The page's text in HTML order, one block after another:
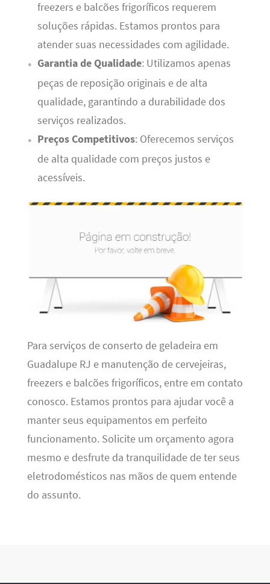
freezers e balcões frigoríficos requerem
soluções rápidas. Estamos prontos para
atender suas necessidades com agilidade.
Garantia de Qualidade: Utilizamos apenas
peças de reposição originais e de alta
qualidade, garantindo a durabilidade dos
serviços realizados.
Preços Competitivos: Oferecemos serviços
de alta qualidade com preços justos e
acessíveis.
Para serviços de conserto de geladeira em
Guadalupe RJ e manutenção de cervejeiras,
freezers e balcões frigoríficos, entre em contato
conosco. Estamos prontos para ajudar você a
manter seus equipamentos em perfeito
funcionamento. Solicite um orçamento agora
mesmo e desfrute da tranquilidade de ter seus
eletrodomésticos nas mãos de quem entende
do assunto.